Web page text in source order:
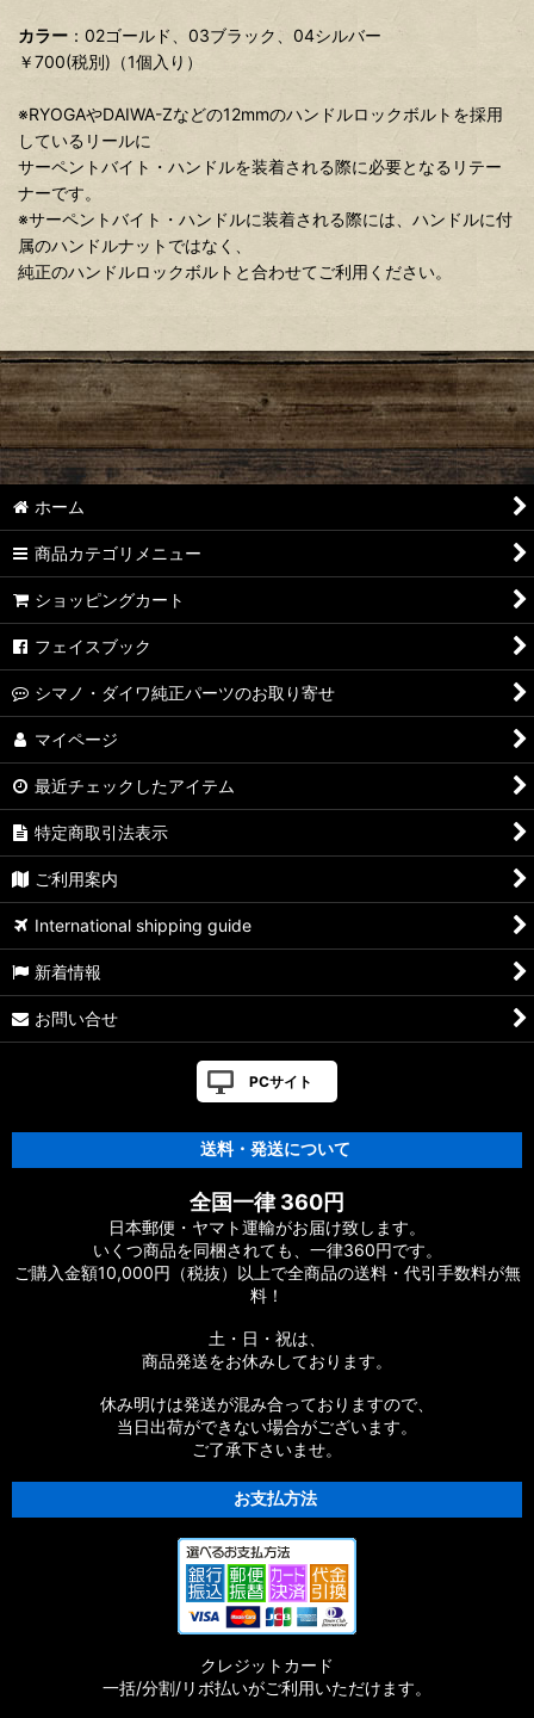
カラー ：02ゴールド、03ブラック、04シルバー
￥700(税別)（1個入り）
※RYOGAやDAIWA-Zなどの12mmのハンドルロックボルトを採用
しているリールに
サーペントバイト・ハンドルを装着される際に必要となるリテー
ナーです。
※サーペントバイト・ハンドルに装着される際には、ハンドルに付
属のハンドルナットではなく、
純正のハンドルロックボルトと合わせてご利用ください。
ホーム
商品カテゴリメニュー
ショッピングカート
フェイスブック
シマノ・ダイワ純正パーツのお取り寄せ
マイページ
最近チェックしたアイテム
特定商取引法表示
ご利用案内
International shipping guide
新着情報
お問い合せ
PCサイト
送料・発送について
全国一律 360円
日本郵便・ヤマト運輸がお届け致します。
いくつ商品を同梱されても、一律360円です。
ご購入金額10,000円（税抜）以上で全商品の送料・代引手数料が無
料！
土・日・祝は、
商品発送をお休みしております。
休み明けは発送が混み合っておりますので、
当日出荷ができない場合がございます。
ご了承下さいませ。
お支払方法
クレジットカード
一括/分割/リボ払いがご利用いただけます。